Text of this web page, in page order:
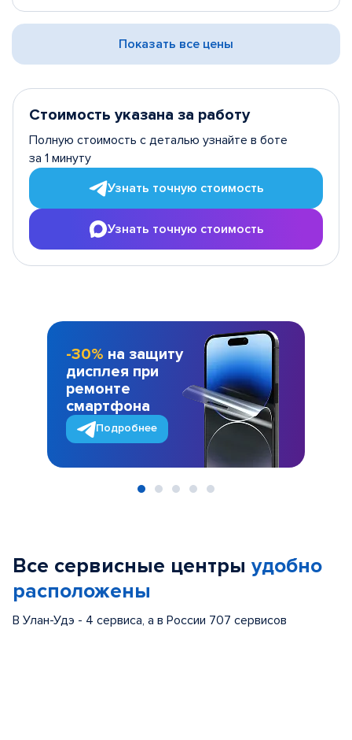
Показать все цены
Стоимость указана за работу
Полную стоимость с деталью узнайте в боте
за 1 минуту
Узнать точную стоимость
Узнать точную стоимость
-30% на защиту
дисплея при
ремонте
смартфона
Подробнее
Все сервисные центры удобно
расположены
В Улан-Удэ - 4 сервиса, а в России 707 сервисов